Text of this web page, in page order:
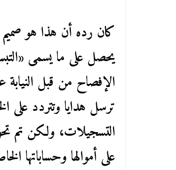
كان رده أن هذا هو صميم
يحصل على ما يسمى
الإفصاح من قبل النيابة
ترسل هدايا وتتردد على
التسجيلات، ولكن تم
على أموالها وحساباتها